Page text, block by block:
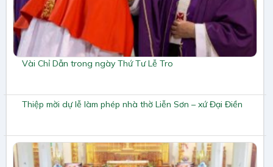
Vài Chỉ Dẫn trong ngày Thứ Tư Lễ Tro
Thiệp mời dự lễ làm phép nhà thờ Liễn Sơn – xứ Đại Điền